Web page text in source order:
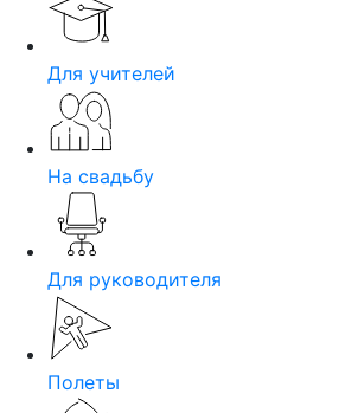
Для учителей
На свадьбу
Для руководителя
Полеты